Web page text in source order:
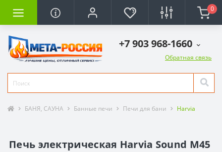
0
+7 903 968-1660
Обратная связь
БАНЯ, САУНА Банные печи Печи для бани Harvia
Печь электрическая Harvia Sound M45